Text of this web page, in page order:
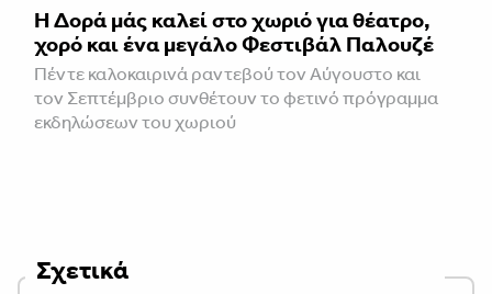
Η Δορά μάς καλεί στο χωριό για θέατρο,
χορό και ένα μεγάλο Φεστιβάλ Παλουζέ
Πέντε καλοκαιρινά ραντεβού τον Αύγουστο και
τον Σεπτέμβριο συνθέτουν το φετινό πρόγραμμα
εκδηλώσεων του χωριού
Σχετικά